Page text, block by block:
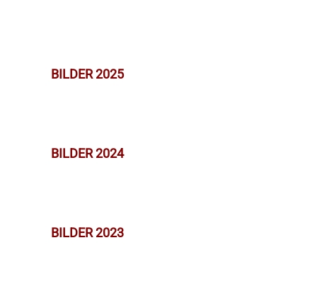
BILDER 2025
BILDER 2024
BILDER 2023